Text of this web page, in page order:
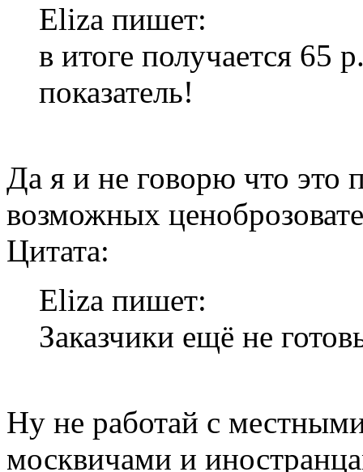
Eliza пишет:
в итоге получается 65
показатель!
Да я и не говорю что это
возможных
Цитата:
Eliza пишет:
Заказчики ещё не
Ну не работай с
москвичами и